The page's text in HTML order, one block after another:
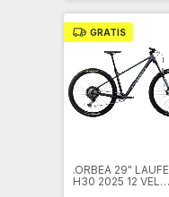
GRATIS
.ORBEA 29"
H30 2025 12 VEL